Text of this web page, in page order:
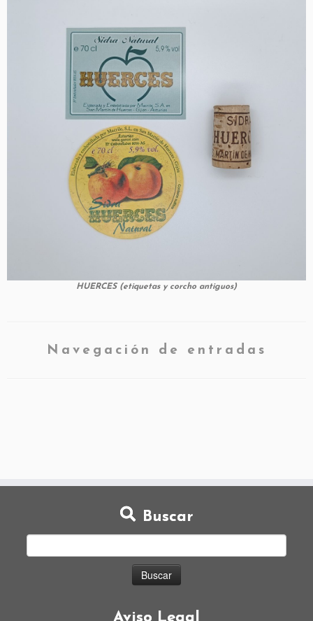
HUERCES (etiquetas y corcho antiguos)
Navegación de entradas
Buscar